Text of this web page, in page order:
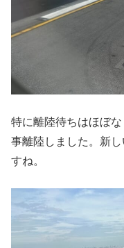
特に離陸待ちはほぼ
事離陸しました。新
すね。